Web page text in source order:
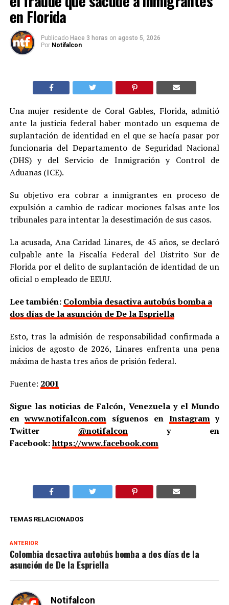
en Florida
Publicado Hace 3 horas on agosto 5, 2026
Por Notifalcon
Una mujer residente de Coral Gables, Florida, admitió
ante la justicia federal haber montado un esquema de
suplantación de identidad en el que se hacía pasar por
funcionaria del Departamento de Seguridad Nacional
(DHS) y del Servicio de Inmigración y Control de
Aduanas (ICE).
Su objetivo era cobrar a inmigrantes en proceso de
expulsión a cambio de radicar mociones falsas ante los
tribunales para intentar la desestimación de sus casos.
La acusada, Ana Caridad Linares, de 45 años, se declaró
culpable ante la Fiscalía Federal del Distrito Sur de
Florida por el delito de suplantación de identidad de un
oficial o empleado de EEUU.
Lee también: Colombia desactiva autobús bomba a
dos días de la asunción de De la Espriella
Esto, tras la admisión de responsabilidad confirmada a
inicios de agosto de 2026, Linares enfrenta una pena
máxima de hasta tres años de prisión federal.
Fuente: 2001
Sigue las noticias de Falcón, Venezuela y el Mundo
enwww.notifalcon.com síguenos en Instagramy
Twitter @notifalcony en
Facebook:https://www.facebook.com
TEMAS RELACIONADOS
ANTERIOR
Colombia desactiva autobús bomba a dos días de la
asunción de De la Espriella
Notifalcon